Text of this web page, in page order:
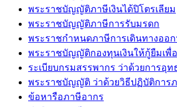
พระราชบัญญัติภาษีเงินได้ปิโตรเลียม
พระราชบัญญัติภาษีการรับมรดก
พระราชกำหนดภาษีการเดินทางออ
พระราชบัญญัติกองทุนเงินให้กู้ยืมเพื่
ระเบียบกรมสรรพากร ว่าด้วยการ
พระราชบัญญัติ ว่าด้วยวิธีปฏิบัติการ
ข้อหารือภาษีอากร